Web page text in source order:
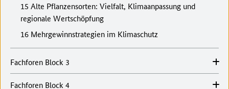
15 Alte Pflanzensorten: Vielfalt, Klimaanpassung und
regionale Wertschöpfung
16 Mehrgewinnstrategien im Klimaschutz
Fachforen Block 3
Fachforen Block 4